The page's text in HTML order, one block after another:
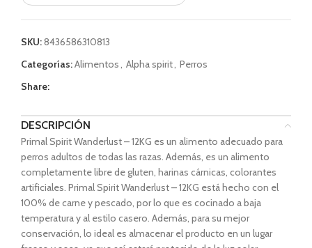
SKU:8436586310813
Categorías:Alimentos, Alpha spirit, Perros
Share:
DESCRIPCIÓN
Primal Spirit Wanderlust – 12KG es un alimento adecuado para
perros adultos de todas las razas. Además, es un alimento
completamente libre de gluten, harinas cárnicas, colorantes
artificiales. Primal Spirit Wanderlust – 12KG está hecho con el
100% de carne y pescado, por lo que es cocinado a baja
temperatura y al estilo casero. Además, para su mejor
conservación, lo ideal es almacenar el producto en un lugar